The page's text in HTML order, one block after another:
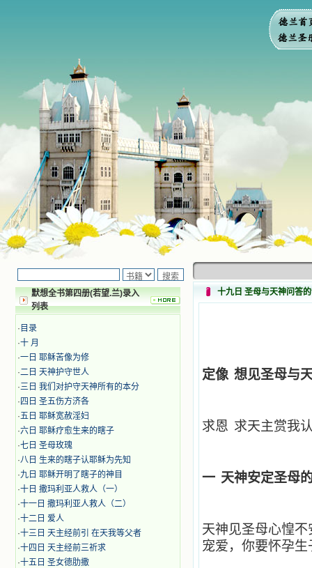
默想全书第四册(若望.兰)录入
列表
· 目录
·十 月
·​​一日 耶稣苦像为修
·二日 天神护守世人
·三日 我们对护守天神所有的本分
· 四日 圣五伤方济各
·五日 耶稣宽赦淫妇
·六日 耶稣疗愈生来的瞎子
·七日 圣母玫瑰
·八日 生来的瞎子认耶稣为先知
·九日 耶稣开明了瞎子的神目
·十日 撒玛利亚人救人（一）
·十一日 撒玛利亚人救人（二）
·十二日 爱人
·十三日 天主经前引 在天我等父者
·十四日 天主经前三祈求
·十五日 圣女德肋撒
十九日 圣母与天神问答
定像 想见圣母与
求恩 求天主赏我
一 天神安定圣母
天神见圣母心惶
宠爱，你要怀孕